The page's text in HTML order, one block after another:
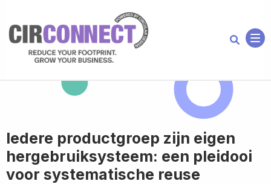
Iedere productgroep zijn eigen
hergebruiksysteem: een pleidooi
voor systematische reuse